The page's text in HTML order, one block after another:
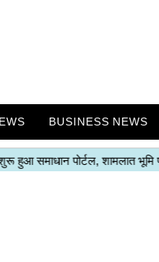
BUSINESS NEWS